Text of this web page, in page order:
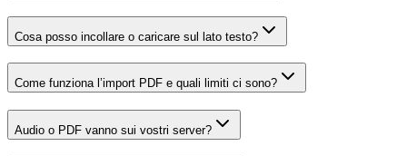
Cosa posso incollare o caricare sul lato testo?
Come funziona l’import PDF e quali limiti ci sono?
Audio o PDF vanno sui vostri server?